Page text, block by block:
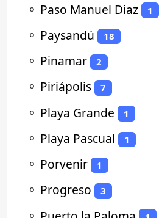
⚬ Paso Manuel Diaz 1
⚬ Paysandú 18
⚬ Pinamar 2
⚬ Piriápolis 7
⚬ Playa Grande 1
⚬ Playa Pascual 1
⚬ Porvenir 1
⚬ Progreso 3